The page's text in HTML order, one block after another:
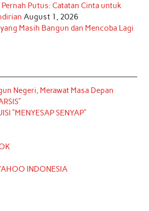
Pernah Putus: Catatan Cinta untuk
August 1, 2026
Masih Bangun dan Mencoba Lagi
Negeri, Merawat Masa Depan
“MENYESAP SENYAP”
INDONESIA